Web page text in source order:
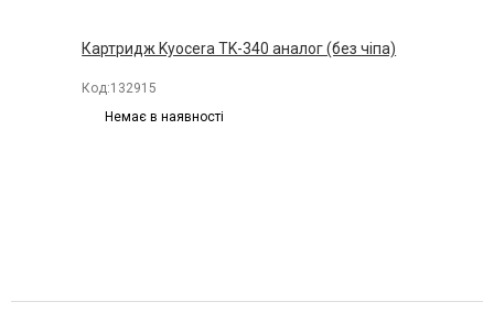
Код:132915
Немає в наявності
Картридж Kyocera TK-340 аналог (без чіпа)